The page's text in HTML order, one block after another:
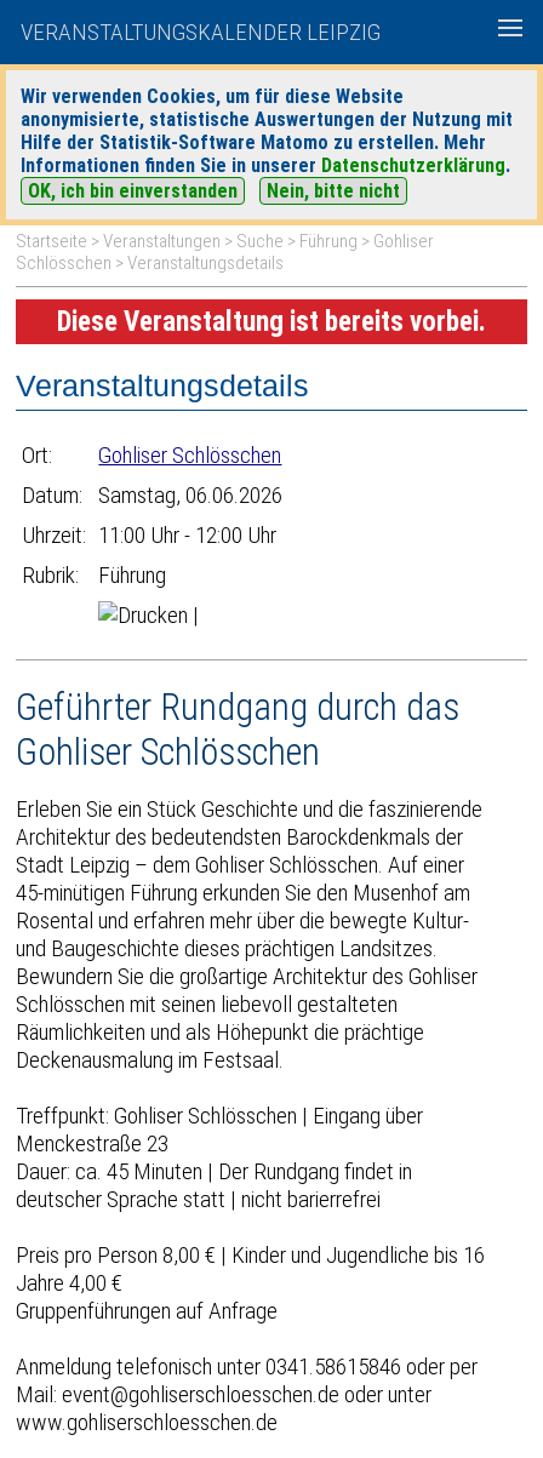
VERANSTALTUNGSKALENDER LEIPZIG
Wir verwenden Cookies, um für diese Website
anonymisierte, statistische Auswertungen der Nutzung mit
Hilfe der Statistik-Software Matomo zu erstellen. Mehr
Informationen finden Sie in unserer Datenschutzerklärung.
OK, ich bin einverstanden
Nein, bitte nicht
heute|morgen| Detaillierte Suche
Startseite >Veranstaltungen > Suche > Führung > Gohliser
Schlösschen > Veranstaltungsdetails
Diese Veranstaltung ist bereits vorbei.
Veranstaltungsdetails
Ort:
Gohliser Schlösschen
Datum:
Samstag, 06.06.2026
Uhrzeit: 11:00 Uhr - 12:00 Uhr
Rubrik:
Führung
|
Geführter Rundgang durch das
Gohliser Schlösschen
Erleben Sie ein Stück Geschichte und die faszinierende
Architektur des bedeutendsten Barockdenkmals der
Stadt Leipzig – dem Gohliser Schlösschen. Auf einer
45-minütigen Führung erkunden Sie den Musenhof am
Rosental und erfahren mehr über die bewegte Kultur-
und Baugeschichte dieses prächtigen Landsitzes.
Bewundern Sie die großartige Architektur des Gohliser
Schlösschen mit seinen liebevoll gestalteten
Räumlichkeiten und als Höhepunkt die prächtige
Deckenausmalung im Festsaal.
Treffpunkt: Gohliser Schlösschen | Eingang über
Menckestraße 23
Dauer: ca. 45 Minuten | Der Rundgang findet in
deutscher Sprache statt | nicht barierrefrei
Preis pro Person 8,00 € | Kinder und Jugendliche bis 16
Jahre 4,00 €
Gruppenführungen auf Anfrage
Anmeldung telefonisch unter 0341.58615846 oder per
Mail: event@gohliserschloesschen.de oder unter
www.gohliserschloesschen.de